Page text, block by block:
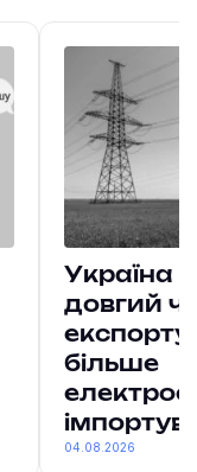
Україна
довгий
більше
04.08.2026